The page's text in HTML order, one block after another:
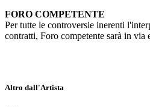
FORO COMPETENTE
Per tutte le controversie inerenti
contratti, Foro competente sarà in via
Altro dall'Artista